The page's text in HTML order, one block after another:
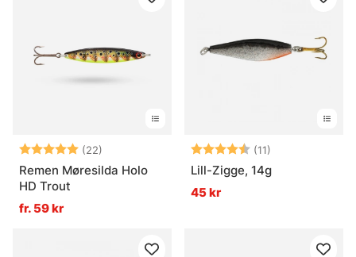
Betyg: (22)
5.0 utav 5 stjärnor
Remen Møresilda Holo
HD Trout
fr. 59 kr
Betyg: (11)
Lill-Zigge, 14g
45 kr